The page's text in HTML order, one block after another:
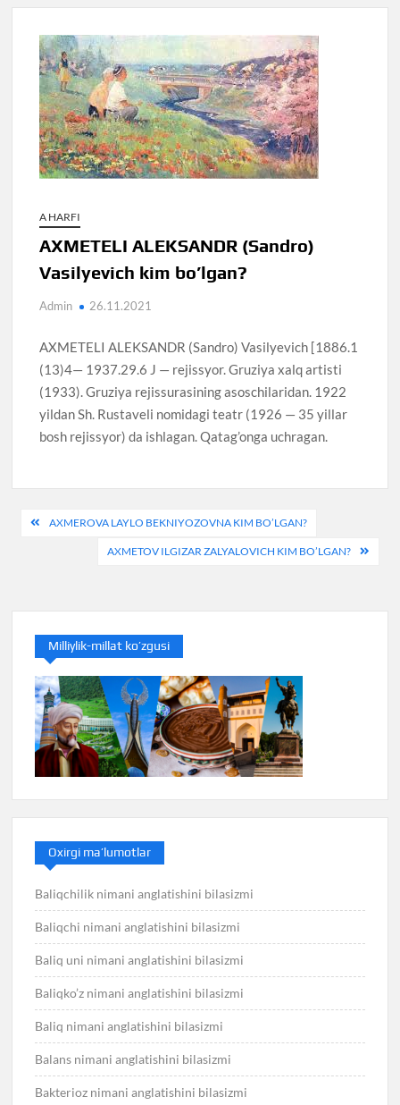
A HARFI
AXMETELI ALEKSANDR (Sandro)
Vasilyevich kim bo’lgan?
Admin 26.11.2021
AXMETELI ALEKSANDR (Sandro) Vasilyevich [1886.1
(13)4— 1937.29.6 J — rejissyor. Gruziya xalq artisti
(1933). Gruziya rejissurasining asoschilaridan. 1922
yildan Sh. Rustaveli nomidagi teatr (1926 — 35 yillar
bosh rejissyor) da ishlagan. Qatag’onga uchragan.
Post
menyusi
AXMEROVA LAYLO BEKNIYOZOVNA KIM BO’LGAN?
AXMETOV ILGIZAR ZALYALOVICH KIM BO’LGAN?
Milliylik-millat ko’zgusi
Oxirgi ma’lumotlar
Baliqchilik nimani anglatishini bilasizmi
Baliqchi nimani anglatishini bilasizmi
Baliq uni nimani anglatishini bilasizmi
Baliqko’z nimani anglatishini bilasizmi
Baliq nimani anglatishini bilasizmi
Balans nimani anglatishini bilasizmi
Bakterioz nimani anglatishini bilasizmi